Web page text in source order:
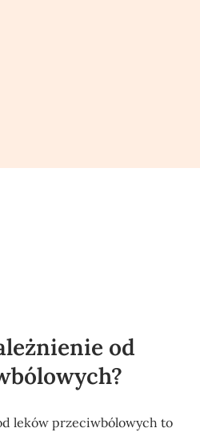
od
leków przeciwbólowych to